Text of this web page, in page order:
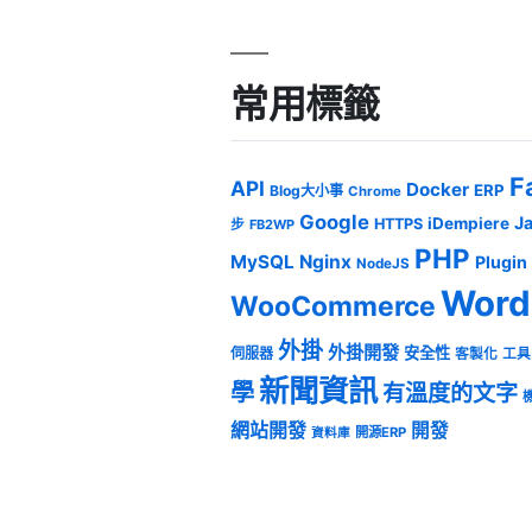
常用標籤
API Blog大小事 Chrome Docker ERP
步 FB2WP Google HTTPS iDempiere
MySQL Nginx NodeJS PHP Plugin
WooCommerce
伺服器 外掛 外掛開發 安全性 客製化 工具
學 新聞資訊有溫度的文字
網站開發 資料庫 開源ERP 開發